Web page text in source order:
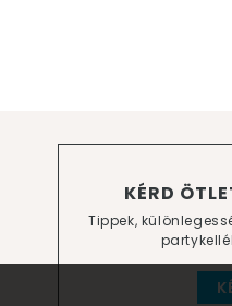
KÉRD
Tippek,